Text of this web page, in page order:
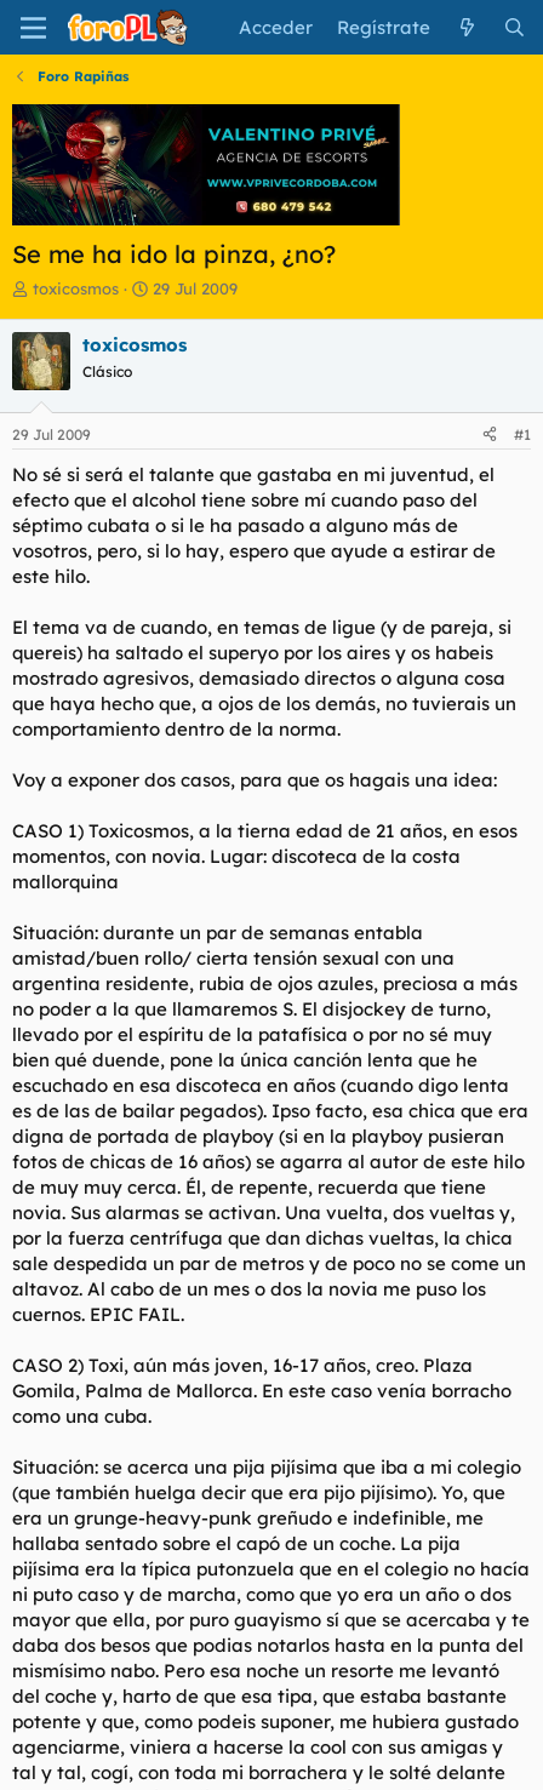
Acceder Regístrate
Foro Rapiñas
Se me ha ido la pinza, ¿no?
I
i
c
i
a
d
o
d
e
l
t
e
toxicosmos
F
h
e
i
c
i
o
29 Jul 2009
toxicosmos
Clásico
29 Jul 2009 #1
No sé si será el talante que gastaba en mi juventud, el
efecto que el alcohol tiene sobre mí cuando paso del
séptimo cubata o si le ha pasado a alguno más de
vosotros, pero, si lo hay, espero que ayude a estirar de
este hilo.
El tema va de cuando, en temas de ligue (y de pareja, si
quereis) ha saltado el superyo por los aires y os habeis
mostrado agresivos, demasiado directos o alguna cosa
que haya hecho que, a ojos de los demás, no tuvierais un
comportamiento dentro de la norma.
Voy a exponer dos casos, para que os hagais una idea:
CASO 1) Toxicosmos, a la tierna edad de 21 años, en esos
momentos, con novia. Lugar: discoteca de la costa
mallorquina
Situación: durante un par de semanas entabla
amistad/buen rollo/ cierta tensión sexual con una
argentina residente, rubia de ojos azules, preciosa a más
no poder a la que llamaremos S. El disjockey de turno,
llevado por el espíritu de la patafísica o por no sé muy
bien qué duende, pone la única canción lenta que he
escuchado en esa discoteca en años (cuando digo lenta
es de las de bailar pegados). Ipso facto, esa chica que era
digna de portada de playboy (si en la playboy pusieran
fotos de chicas de 16 años) se agarra al autor de este hilo
de muy muy cerca. Él, de repente, recuerda que tiene
novia. Sus alarmas se activan. Una vuelta, dos vueltas y,
por la fuerza centrífuga que dan dichas vueltas, la chica
sale despedida un par de metros y de poco no se come un
altavoz. Al cabo de un mes o dos la novia me puso los
cuernos. EPIC FAIL.
CASO 2) Toxi, aún más joven, 16-17 años, creo. Plaza
Gomila, Palma de Mallorca. En este caso venía borracho
como una cuba.
Situación: se acerca una pija pijísima que iba a mi colegio
(que también huelga decir que era pijo pijísimo). Yo, que
era un grunge-heavy-punk greñudo e indefinible, me
hallaba sentado sobre el capó de un coche. La pija
pijísima era la típica putonzuela que en el colegio no hacía
ni puto caso y de marcha, como que yo era un año o dos
mayor que ella, por puro guayismo sí que se acercaba y te
daba dos besos que podias notarlos hasta en la punta del
mismísimo nabo. Pero esa noche un resorte me levantó
del coche y, harto de que esa tipa, que estaba bastante
potente y que, como podeis suponer, me hubiera gustado
agenciarme, viniera a hacerse la cool con sus amigas y
tal y tal, cogí, con toda mi borrachera y le solté delante